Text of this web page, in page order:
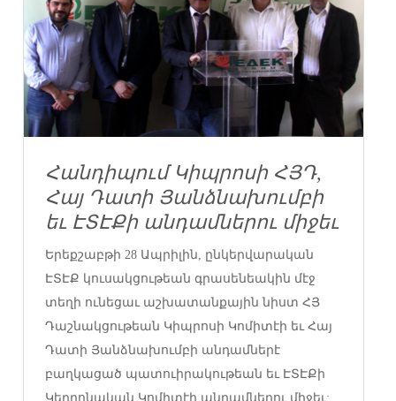
Հանդիպում Կիպրոսի ՀՅԴ,
Հայ Դատի Յանձնախումբի
եւ ԷՏԷՔի անդամներու միջեւ
Երեքշաբթի 28 Ապրիլին, ընկերվարական
ԷՏԷՔ կուսակցութեան գրասենեակին մէջ
տեղի ունեցաւ աշխատանքային նիստ ՀՅ
Դաշնակցութեան Կիպրոսի Կոմիտէի եւ Հայ
Դատի Յանձնախումբի անդամներէ
բաղկացած պատուիրակութեան եւ ԷՏԷՔի
Կեդրոնական Կոմիտէի անդամներու միջեւ: